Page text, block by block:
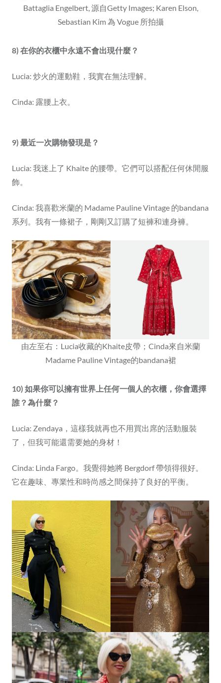
Battaglia Engelbert, 源自Getty Images; Karen Elson,
Sebastian Kim 為 Vogue 所拍攝
8) 在你的衣櫃中永遠不會出現什麼？
Lucia: 炒火的運動鞋，我實在無法理解。
Cinda: 露腰上衣。
9) 最近一次購物發現是？
Lucia: 我迷上了 Khaite 的腰帶。它們可以搭配任何休閒服
飾。
Cinda: 我喜歡米蘭的 Madame Pauline Vintage 的bandana
系列。我有一條裙子，剛剛又訂購了短褲和連身褲。
由左至右：Lucia收藏的Khaite皮帶；Cinda來自米蘭
Madame Pauline Vintage的bandana裙
10) 如果你可以擁有世界上任何一個人的衣櫃，你會選擇
誰？為什麼？
Lucia: Zendaya，這樣我就再也不用買出席的活動服裝
了，但我可能還需要她的身材！
Cinda: Linda Fargo。我覺得她將 Bergdorf 帶領得很好。
它在趣味、專業性和時尚感之間保持了良好的平衡。